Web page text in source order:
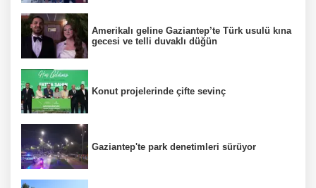
Amerikalı geline Gaziantep’te Türk usulü kına
gecesi ve telli duvaklı düğün
Konut projelerinde çifte sevinç
Gaziantep'te park denetimleri sürüyor